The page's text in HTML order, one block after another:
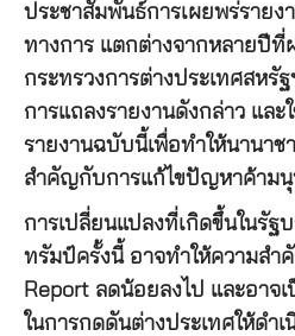
ประชาสัมพันธ์การเผยพร่รายง
ทางการ แตกต่างจากหลายปีที่
กระทรวงการต่างประเทศสหรั
การแถลงรายงานดังกล่าว และ
รายงานฉบับนี้เพื่อทำให้นานาช
สำคัญกับการแก้ไขปัญหาค้าม
การเปลี่ยนแปลงที่เกิดขึ้นในรัฐ
ทรัมป์ครั้งนี้ อาจทำให้ความสำ
Report ลดน้อยลงไป และอาจ
ในการกดดันต่างประเทศให้ดำ